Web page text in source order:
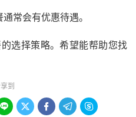
常会有优惠待遇。
选择策略。希望能帮助您找
到
    